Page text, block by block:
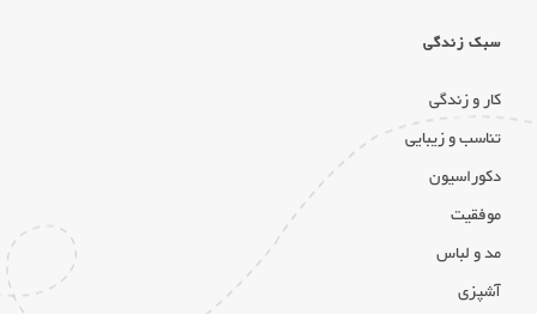
سبک زندگی
کار و زندگی
تناسب و زیبایی
دکوراسیون
موفقیت
مد و لباس
آشپزی